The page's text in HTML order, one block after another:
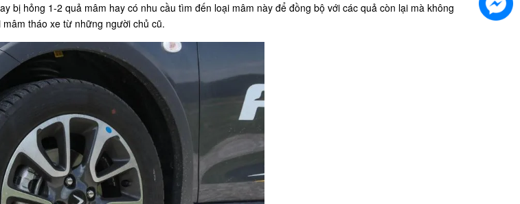
bị hỏng 1-2 quả mâm hay có nhu cầu tìm đến loại mâm này để đồng bộ với các quả còn lại mà không
tháo xe từ những người chủ cũ.